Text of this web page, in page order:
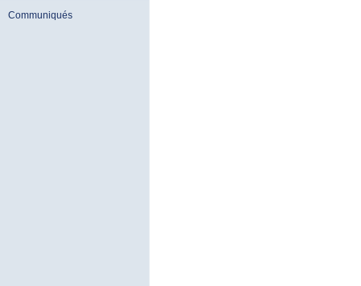
Communiqués